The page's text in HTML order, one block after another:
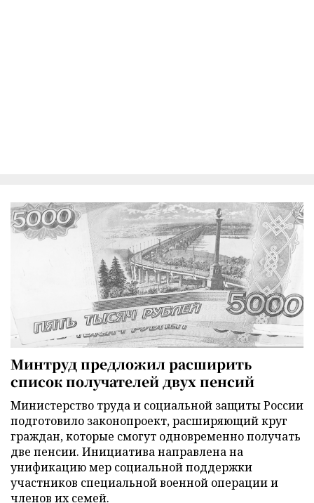
Минтруд предложил расширить
список получателей двух пенсий
Министерство труда и социальной защиты России
подготовило законопроект, расширяющий круг
граждан, которые смогут одновременно получать
две пенсии. Инициатива направлена на
унификацию мер социальной поддержки
участников специальной военной операции и
членов их семей.